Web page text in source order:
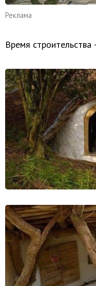
Реклама
Время